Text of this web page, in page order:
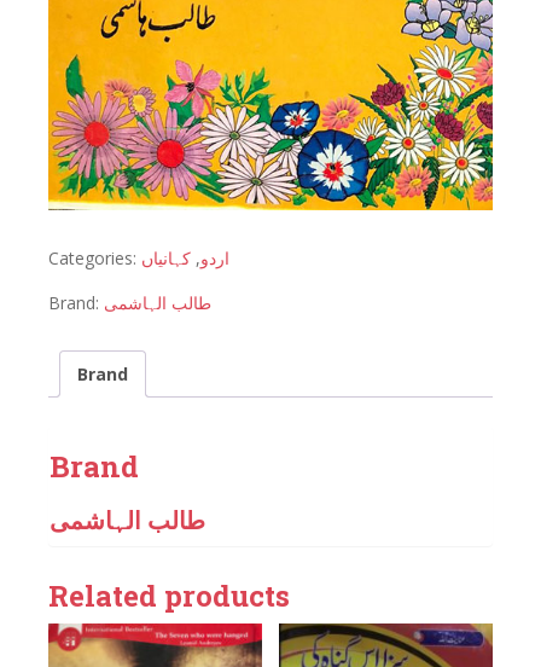
Categories: اردو, کہانیاں
Brand: طالب الہاشمی
Brand
Brand
طالب الہاشمی
Related products